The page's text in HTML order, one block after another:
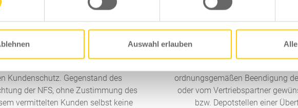
Auswahl erlauben
für alle von diesem als
Kundenschutz. Gegenstand des
der NFS, ohne Zustimmung des
vermittelten Kunden selbst keine
§ 20
Die NFS Netfonds gibt die
ordnungsgemäßen Beendigung
oder vom Vertriebspartner
bzw. Depotstellen einer